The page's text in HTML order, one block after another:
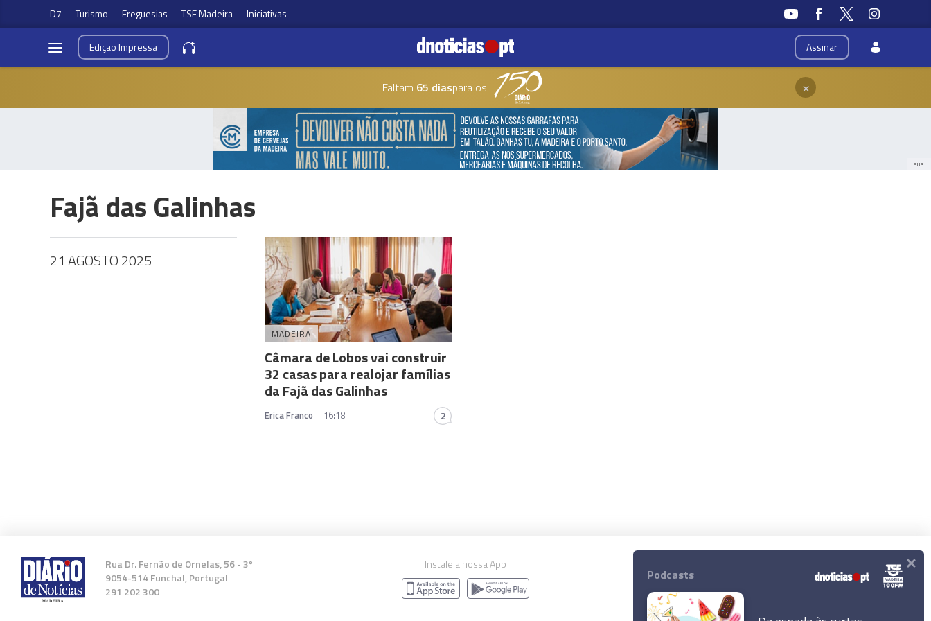
D7 Turismo Freguesias TSF Madeira Iniciativas
Assinar
EdiçãoImpressa
Faltam 65 diaspara os ×
PUB
Fajã das Galinhas
21 AGOSTO 2025
MADEIRA
Câmara de Lobos vai construir
32 casas para realojar famílias
da Fajã das Galinhas
Erica Franco 16:18 2
Rua Dr. Fernão de Ornelas, 56 - 3º
9054-514 Funchal, Portugal
291 202 300
Instale a nossa App
© 2025 Empresa Diário de Notícias, Lda.
Podcasts ×